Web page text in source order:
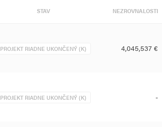
STAV NEZROVNALOSTI
PROJEKT RIADNE UKONČENÝ (K) 4,045,537 €
PROJEKT RIADNE UKONČENÝ (K) -